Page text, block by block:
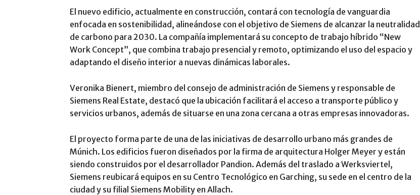
El nuevo edificio, actualmente en construcción, contará con tecnología de vanguardia
enfocada en sostenibilidad, alineándose con el objetivo de Siemens de alcanzar la neutralidad
de carbono para 2030. La compañía implementará su concepto de trabajo híbrido “New
Work Concept”, que combina trabajo presencial y remoto, optimizando el uso del espacio y
adaptando el diseño interior a nuevas dinámicas laborales.
Veronika Bienert, miembro del consejo de administración de Siemens y responsable de
Siemens Real Estate, destacó que la ubicación facilitará el acceso a transporte público y
servicios urbanos, además de situarse en una zona cercana a otras empresas innovadoras.
El proyecto forma parte de una de las iniciativas de desarrollo urbano más grandes de
Múnich. Los edificios fueron diseñados por la firma de arquitectura Holger Meyer y están
siendo construidos por el desarrollador Pandion. Además del traslado a Werksviertel,
Siemens reubicará equipos en su Centro Tecnológico en Garching, su sede en el centro de la
ciudad y su filial Siemens Mobility en Allach.